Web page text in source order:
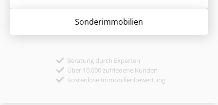
Sonder­immobilien
Beratung durch Experten
Über 10.000 zufriedene Kunden
Kostenlose Immobilienbewertung